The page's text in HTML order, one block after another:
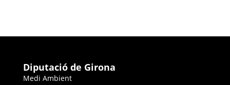
Diputació de Girona
Medi Ambient